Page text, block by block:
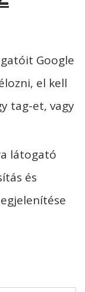
Google
el kell
tag-et, vagy
látogató
és